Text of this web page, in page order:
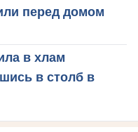
перед домом
в хлам
в столб в